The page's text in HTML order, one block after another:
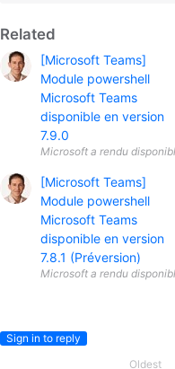
Related
[Microsoft Teams]
Module powershell
Microsoft Teams
disponible en version
7.9.0
[Microsoft Teams]
Module powershell
Microsoft Teams
disponible en version
7.8.1 (Préversion)
Sign in to reply
Oldest